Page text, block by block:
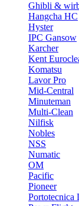
Ghibli &
Hangcha HC
Hyster
IPC Gansow
Karcher
Kent
Komatsu
Lavor Pro
Mid-Central
Minuteman
Multi-Clean
Nilfisk
Nobles
NSS
Numatic
OM
Pacific
Pioneer
Portotecnica